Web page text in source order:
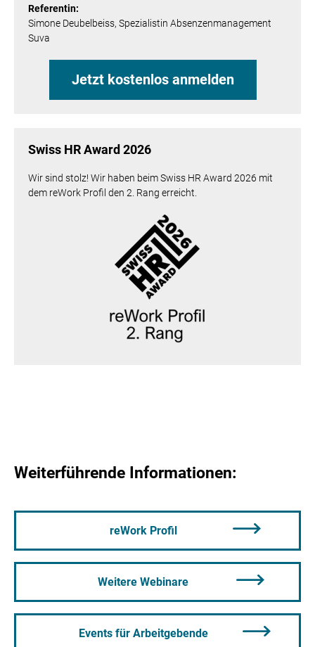
Referentin:
Simone Deubelbeiss, Spezialistin Absenzenmanagement
Suva
Jetzt kostenlos anmelden
Swiss HR Award 2026
Wir sind stolz! Wir haben beim Swiss HR Award 2026 mit
dem reWork Profil den 2. Rang erreicht.
Weiterführende Informationen:
reWork Profil
Weitere Webinare
Events für Arbeitgebende